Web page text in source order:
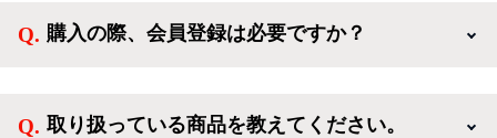
購入の際、会員登録は必要ですか？
方、登録しなくてもカートに商品を入れた後、ログイ
取り扱っている商品を教えてください。